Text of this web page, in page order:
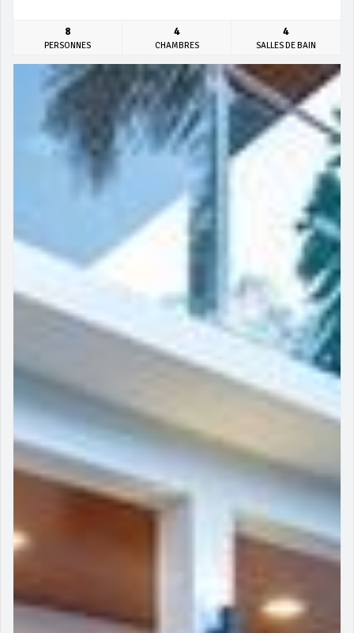
8
PERSONNES
4
CHAMBRES
4
SALLES DE BAIN